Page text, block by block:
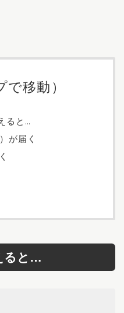
移動）
ると…
が届く
ると…